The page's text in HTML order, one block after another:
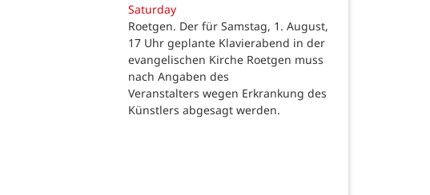
Saturday
Roetgen. Der für Samstag, 1. August,
17 Uhr geplante Klavierabend in der
evangelischen Kirche Roetgen muss
nach Angaben des
Veranstalters wegen Erkrankung des
Künstlers abgesagt werden.